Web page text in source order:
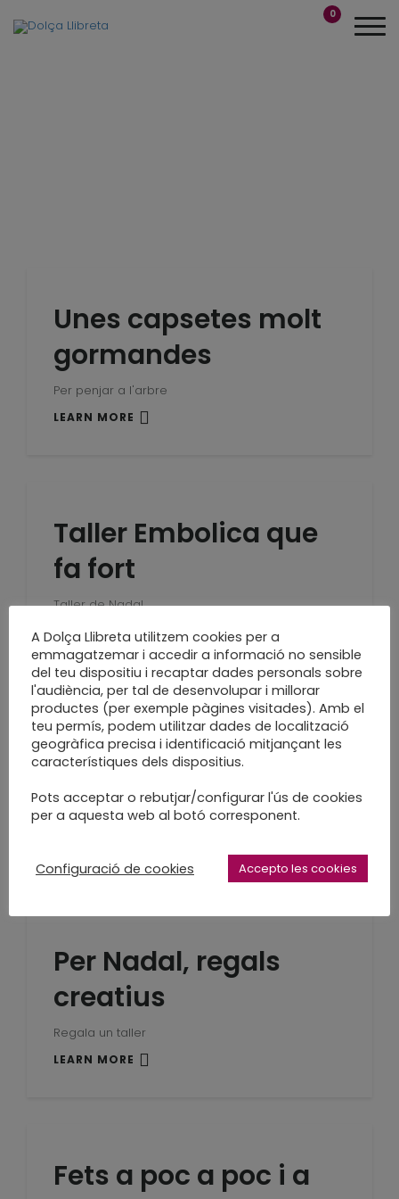
0
Unes capsetes molt
gormandes
Per penjar a l'arbre
LEARN MORE
Taller Embolica que
fa fort
Taller de Nadal
LEARN MORE
Vénen seguint una
estrella…
pura màgia!
Per Nadal, regals
creatius
Regala un taller
LEARN MORE
Fets a poc a poc i a
A Dolça Llibreta utilitzem cookies per a
emmagatzemar i accedir a informació no sensible
del teu dispositiu i recaptar dades personals sobre
l'audiència, per tal de desenvolupar i millorar
productes (per exemple pàgines visitades). Amb el
teu permís, podem utilitzar dades de localització
geogràfica precisa i identificació mitjançant les
característiques dels dispositius.
Pots acceptar o rebutjar/configurar l'ús de cookies
per a aquesta web al botó corresponent.
Configuració de cookies Accepto les cookies